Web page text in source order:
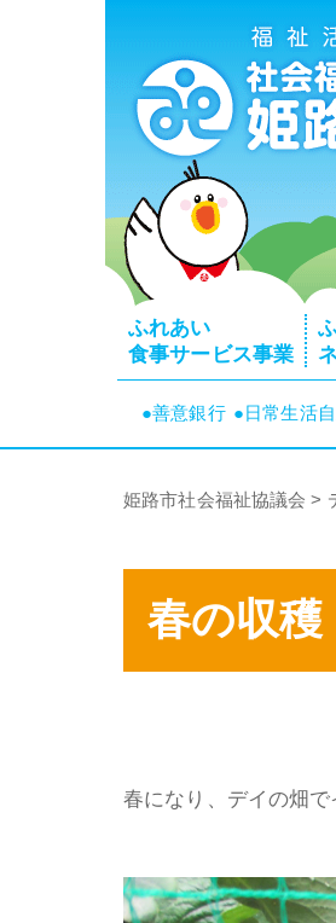
ふれあい
食事サービス事業
●善意銀行 ●日常生活
姫路市社会福祉協議会 >
春の収穫
春になり、デイの畑で